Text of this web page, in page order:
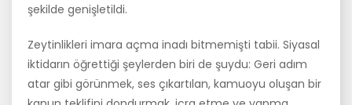
şekilde genişletildi.
Zeytinlikleri imara açma inadı bitmemişti tabii. Siyasal
iktidarın öğrettiği şeylerden biri de şuydu: Geri adım
atar gibi görünmek, ses çıkartılan, kamuoyu oluşan bir